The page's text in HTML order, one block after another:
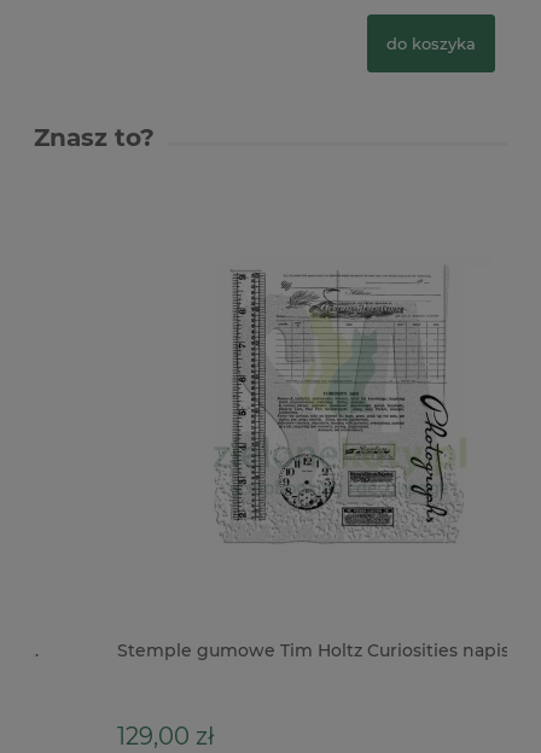
do koszyka
Znasz to?
Stemple gumowe Tim Holtz Curiosities napisy
129,00 zł